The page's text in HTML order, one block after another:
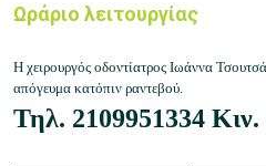
Ωράριο λειτουργίας
Η χειρουργός οδοντίατρος Ιωάννα
απόγευμα κατόπιν ραντεβού.
Τηλ. 2109951334 Κιν.